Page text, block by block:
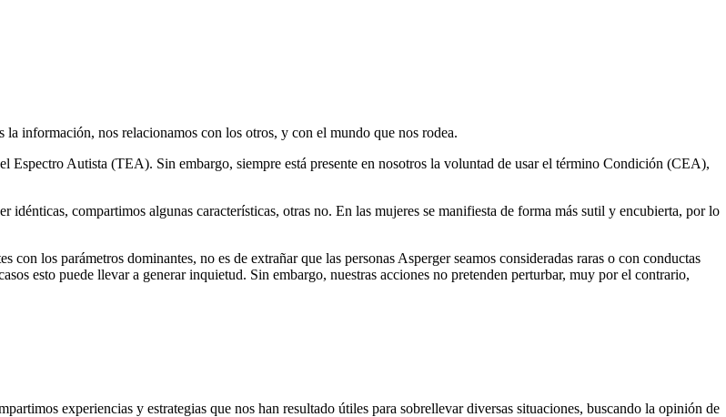
información, nos relacionamos con los otros, y con el mundo que nos rodea.
Espectro Autista (TEA). Sin embargo, siempre está presente en nosotros la voluntad de usar el término Condición (CEA),
compartimos algunas características, otras no. En las mujeres se manifiesta de forma más sutil y encubierta, por lo
los parámetros dominantes, no es de extrañar que las personas Asperger seamos consideradas raras o con conductas
esto puede llevar a generar inquietud. Sin embargo, nuestras acciones no pretenden perturbar, muy por el contrario,
experiencias y estrategias que nos han resultado útiles para sobrellevar diversas situaciones, buscando la opinión de